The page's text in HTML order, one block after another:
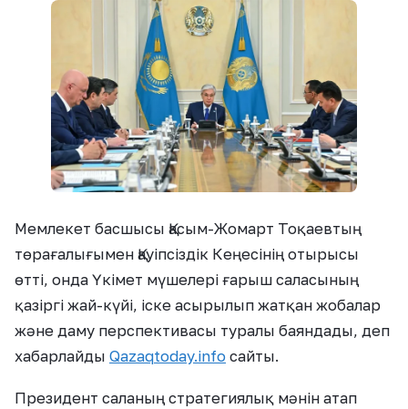
Мемлекет басшысы Қасым-Жомарт Тоқаевтың
төрағалығымен Қауіпсіздік Кеңесінің отырысы
өтті, онда Үкімет мүшелері ғарыш саласының
қазіргі жай-күйі, іске асырылып жатқан жобалар
және даму перспективасы туралы баяндады, деп
хабарлайды Qazaqtoday.info сайты.
Президент саланың стратегиялық мәнін атап